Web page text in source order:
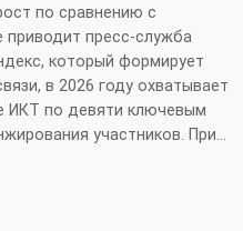
по сравнению с
пресс‑служба
который формирует
в 2026 году охватывает
ИКТ по девяти ключевым
участников. При…